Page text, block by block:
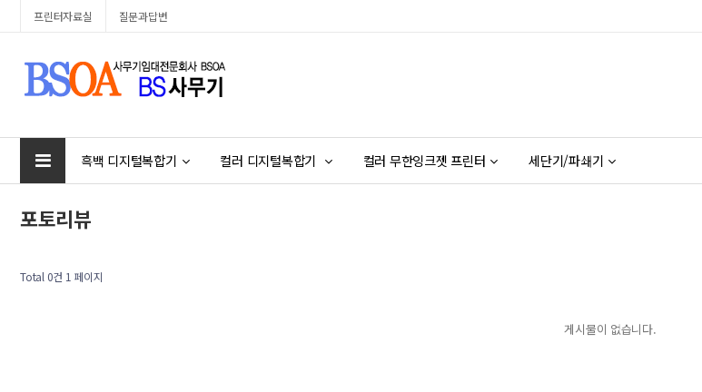
프린터자료실 질문과답변
흑백 디지털복합기 컬러 디지털복합기 컬러 무한잉크젯 프린터 세단기/파쇄기
포토리뷰
Total 0건 1 페이지
게시물이 없습니다.